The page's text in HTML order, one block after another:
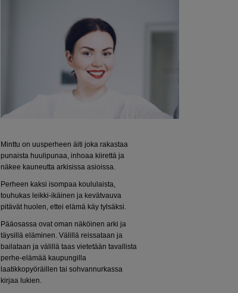
Minttu on uusperheen äiti joka rakastaa
punaista huulipunaa, inhoaa kiirettä ja
näkee kauneutta arkisissa asioissa.
Perheen kaksi isompaa koululaista,
touhukas leikki-ikäinen ja kevätvauva
pitävät huolen, ettei elämä käy tylsäksi.
Pääosassa ovat oman näköinen arki ja
täysillä eläminen. Välillä reissataan ja
bailataan ja välillä taas vietetään tavallista
perhe-elämää kaupungilla
laatikkopyöräillen tai sohvannurkassa
kirjaa lukien.